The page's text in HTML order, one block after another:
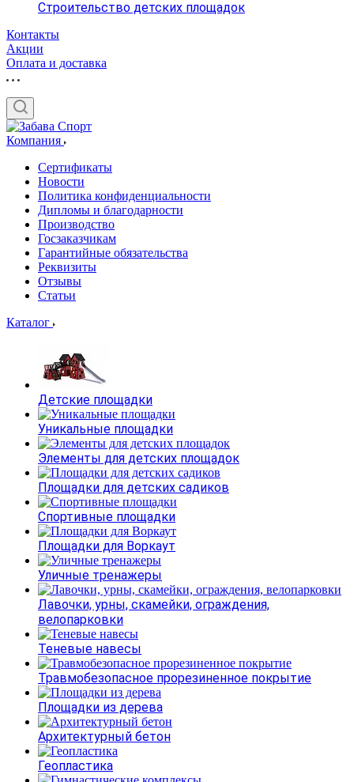
Строительство детских площадок
Контакты
Акции
Оплата и доставка
Компания
Сертификаты
Новости
Политика конфиденциальности
Дипломы и благодарности
Производство
Госзаказчикам
Гарантийные обязательства
Реквизиты
Отзывы
Статьи
Каталог
Детские площадки
Уникальные площадки
Элементы для детских площадок
Площадки для детских садиков
Спортивные площадки
Площадки для Воркаут
Уличные тренажеры
Лавочки, урны, скамейки, ограждения,
велопарковки
Теневые навесы
Травмобезопасное прорезиненное покрытие
Площадки из дерева
Архитектурный бетон
Геопластика